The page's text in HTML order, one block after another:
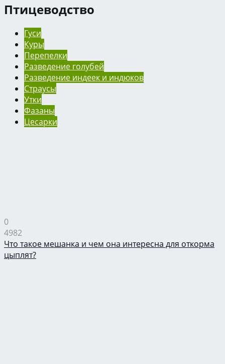
Птицеводство
Гуси
Куры
Перепелки
Разведение голубей
Разведение индеек и индюков
Страусы
Утки
Фазаны
Цесарки
0
4982
Что такое мешанка и чем она интересна для откорма
цыплят?